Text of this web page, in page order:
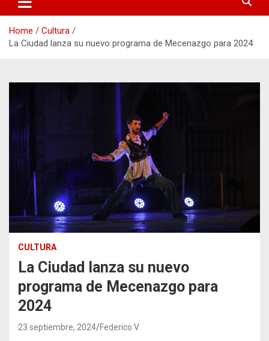
Home
Cultura
La Ciudad lanza su nuevo programa de Mecenazgo para 2024
CULTURA
La Ciudad lanza su nuevo
programa de Mecenazgo para
2024
23 septiembre, 2024 Federico V.